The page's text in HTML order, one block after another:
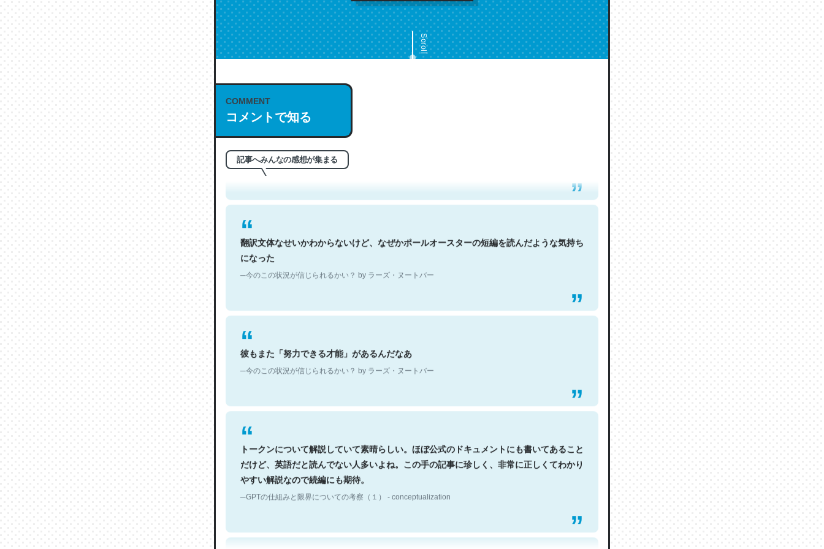
Scroll
COMMENT
コメントで知る
記事へみんなの感想が集まる
これは名文。彼はとてもクレバーなんだろうなと凄く思う。英語少しでも読める人は原文
もお勧め。自分はこの流れ好き。Let’s Fucking Go. Then Covid hit. Shit.
─今のこの状況が信じられるかい？ by ラーズ・ヌートバー
翻訳文体なせいかわからないけど、なぜかポールオースターの短編を読んだような気持ち
になった
─今のこの状況が信じられるかい？ by ラーズ・ヌートバー
彼もまた「努力できる才能」があるんだなあ
─今のこの状況が信じられるかい？ by ラーズ・ヌートバー
トークンについて解説していて素晴らしい。ほぼ公式のドキュメントにも書いてあること
だけど、英語だと読んでない人多いよね。この手の記事に珍しく、非常に正しくてわかり
やすい解説なので続編にも期待。
─GPTの仕組みと限界についての考察（１） - conceptualization